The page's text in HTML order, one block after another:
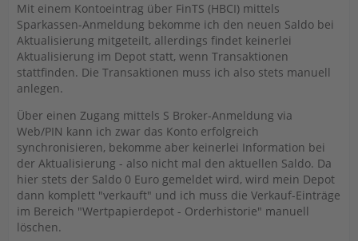
Mit einem Kontoeintrag über FinTS (HBCI) mittels
Sparkassen-Anmeldung bekomme ich den neuen Saldo bei
Aktualisierung mitgeteilt, allerdings findet keinerlei
Aktualisierung im Depot statt, wenn Transaktionen
stattfinden. Die Transaktionen muss ich also stets manuell
anlegen.
Über einen Zugang mittels S Broker-Anmeldung via
Web/PIN kann ich zwar das Konto erfolgreich
synchronisieren, bekomme aber keinerlei Information bei
der Aktualisierung - also nicht mal den aktuellen Saldo. Da
hier stets der Saldo 0 Euro gemeldet wird, wird mein Depot
dann komplett "verkauft" und ich muss die Verkauf-Einträge
im Bereich "Wertpapierdepot - Orderhistorie" manuell
löschen.